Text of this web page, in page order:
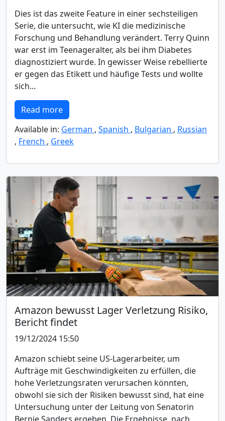
Dies ist das zweite Feature in einer sechsteiligen
Serie, die untersucht, wie KI die medizinische
Forschung und Behandlung verändert. Terry Quinn
war erst im Teenageralter, als bei ihm Diabetes
diagnostiziert wurde. In gewisser Weise rebellierte
er gegen das Etikett und häufige Tests und wollte
sich...
Read more
Available in: German , Spanish , Bulgarian , Russian
, French , Greek
Amazon bewusst Lager Verletzung Risiko,
Bericht findet
19/12/2024 15:50
Amazon schiebt seine US-Lagerarbeiter, um
Aufträge mit Geschwindigkeiten zu erfüllen, die
hohe Verletzungsraten verursachen könnten,
obwohl sie sich der Risiken bewusst sind, hat eine
Untersuchung unter der Leitung von Senatorin
Bernie Sanders ergeben. Die Ergebnisse, nach